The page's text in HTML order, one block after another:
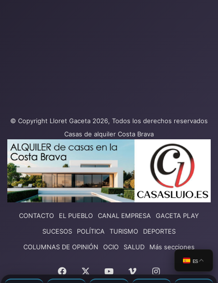
© Copyright Lloret Gaceta 2026, Todos los derechos reservados
Casas de alquiler Costa Brava
CONTACTO EL PUEBLO CANAL EMPRESA
GACETA PLAY
SUCESOS
POLÍTICA TURISMO
DEPORTES
COLUMNAS DE OPINIÓN
OCIO SALUD Más secciones
Facebook YouTubeVimeoInstagram
ES